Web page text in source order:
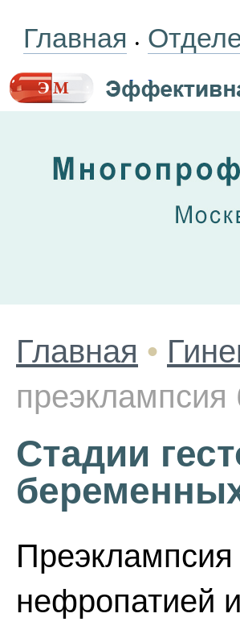
Главная •
Главная •
Стадии
нефропатией